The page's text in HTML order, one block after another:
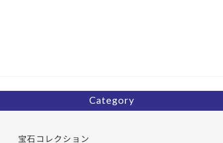
Category
宝石コレクション